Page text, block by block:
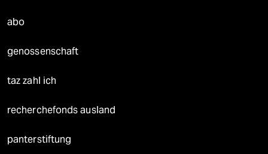
abo
genossenschaft
taz zahl ich
recherchefonds ausland
panterstiftung